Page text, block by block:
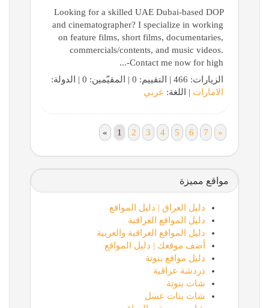
Looking for a skilled UAE Dubai-based DOP
and cinematographer? I specialize in working
on feature films, short films, documentaries,
commercials/contents, and music videos.
Contact me now for high-...
الزيارات: 466 | التقييم: 0 | المقيّمين: 0 | الدولة:
الامارات | اللغة: عربي
« 1 2 3 4 5 6 7 »
مواقع مميزة
دليل العراق | دليل المواقع
دليل المواقع العراقية
دليل المواقع العراقية والعربية
أضف موقعك | دليل المواقع
دليل مواقع بنوتة
دردشة عراقية
شات بنوتة
شات بنات عسل